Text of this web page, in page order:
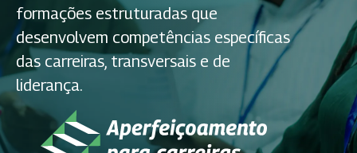
formações estruturadas que
desenvolvem competências específicas
das carreiras, transversais e de
liderança.